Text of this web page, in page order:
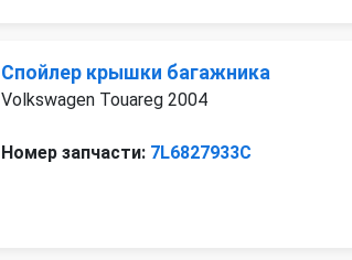
Спойлер крышки багажника
Volkswagen Touareg 2004
Номер запчасти: 7L6827933C